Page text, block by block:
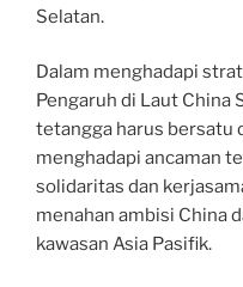
Selatan.
Dalam menghadapi
Pengaruh di Laut China
tetangga harus bersatu
menghadapi ancaman
solidaritas dan
menahan ambisi China
kawasan Asia Pasifik.